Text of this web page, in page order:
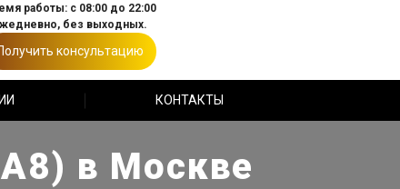
работы: с 08:00 до 22:00
без выходных.
консультацию
КОНТАКТЫ
в Москве